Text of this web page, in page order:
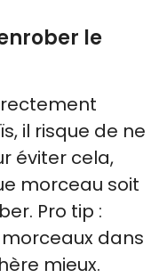
le
il risque de ne
éviter cela,
morceau soit
Pro tip :
dans
mieux.